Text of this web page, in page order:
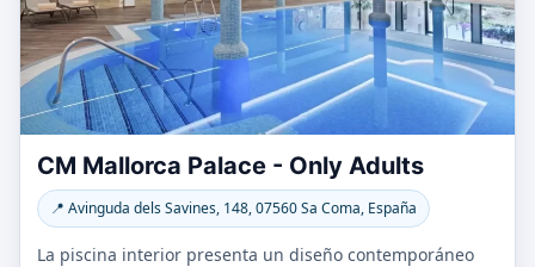
CM Mallorca Palace - Only Adults
📍 Avinguda dels Savines, 148, 07560 Sa Coma, España
La piscina interior presenta un diseño contemporáneo